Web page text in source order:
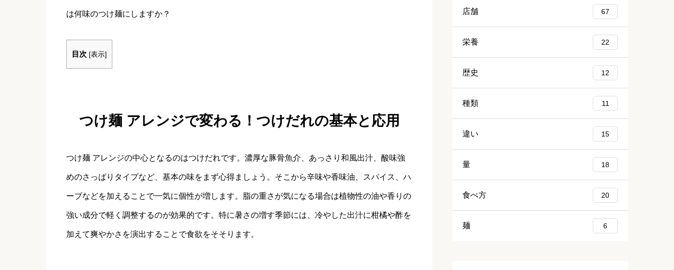
は何味のつけ麺にしますか？
目次 [表示]
つけ麺 アレンジで変わる！つけだれの基本と応用
つけ麺 アレンジの中心となるのはつけだれです。濃厚な豚骨魚介、あっさり和風出汁、酸味強
めのさっぱりタイプなど、基本の味をまず心得ましょう。そこから辛味や香味油、スパイス、ハ
ーブなどを加えることで一気に個性が増します。脂の重さが気になる場合は植物性の油や香りの
強い成分で軽く調整するのが効果的です。特に暑さの増す季節には、冷やした出汁に柑橘や酢を
加えて爽やかさを演出することで食欲をそそります。
店舗 67
栄養 22
歴史 12
種類 11
違い 15
量 18
食べ方 20
麺 6